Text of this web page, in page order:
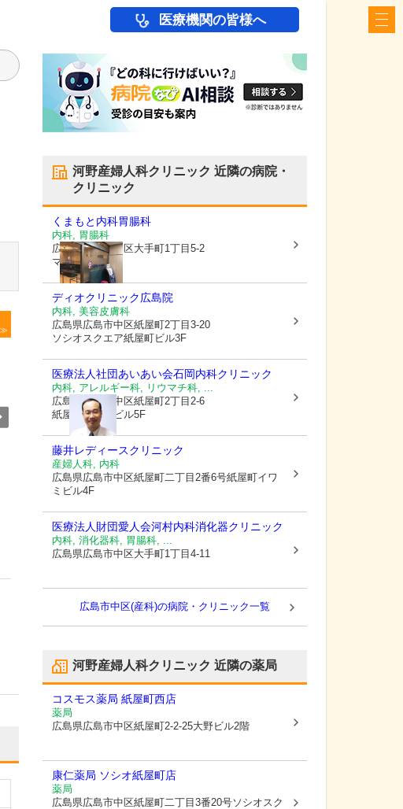
医療機関の皆様へ
河野産婦人科クリニック 近隣の病院・
クリニック
くまもと内科胃腸科
内科, 胃腸科
広島県広島市中区大手町1丁目5-2
マリーベ ル4階
ディオクリニック広島院
内科, 美容皮膚科
広島県広島市中区紙屋町2丁目3-20
ソシオスクエア紙屋町ビル3F
医療法人社団あいあい会石岡内科クリニック
内科, アレルギー科, リウマチ科, ...
広島県広島市中区紙屋町2丁目2-6
紙屋町イワミビル5F
藤井レディースクリニック
産婦人科, 内科
広島県広島市中区紙屋町二丁目2番6号紙屋町イワ
ミビル4F
医療法人財団愛人会河村内科消化器クリニック
内科, 消化器科, 胃腸科, ...
広島県広島市中区大手町1丁目4-11
広島市中区(産科)の病院・クリニック一覧
河野産婦人科クリニック 近隣の薬局
コスモス薬局 紙屋町西店
薬局
広島県広島市中区紙屋町2-2-25大野ビル2階
康仁薬局 ソシオ紙屋町店
薬局
広島県広島市中区紙屋町二丁目3番20号ソシオスク